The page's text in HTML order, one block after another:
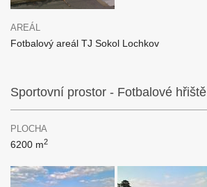
AREÁL
Fotbalový areál TJ Sokol Lochkov
Sportovní prostor - Fotbalové hřiště
PLOCHA
6200 m2